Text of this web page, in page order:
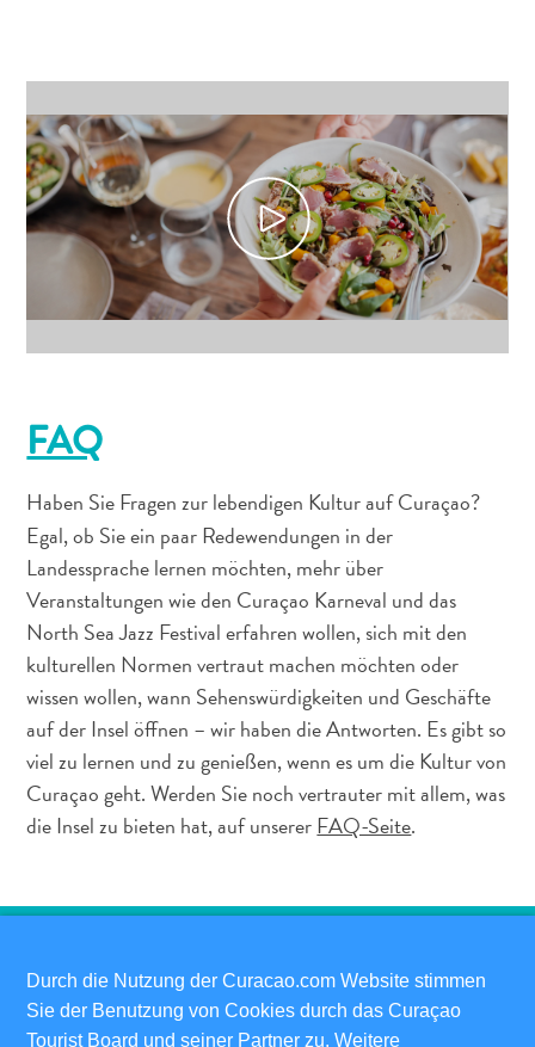
Reiseanforderungen
Warum
Curacao?
Kreuzfahrt
Reise-
Apps
für
Angebote
Events
und
Konferenzen
FAQ
Haben Sie Fragen zur lebendigen Kultur auf Curaçao?
Egal, ob Sie ein paar Redewendungen in der
Landessprache lernen möchten, mehr über
Veranstaltungen wie den Curaçao Karneval und das
North Sea Jazz Festival erfahren wollen, sich mit den
kulturellen Normen vertraut machen möchten oder
wissen wollen, wann Sehenswürdigkeiten und Geschäfte
auf der Insel öffnen – wir haben die Antworten. Es gibt so
viel zu lernen und zu genießen, wenn es um die Kultur von
Curaçao geht. Werden Sie noch vertrauter mit allem, was
die Insel zu bieten hat, auf unsererFAQ-Seite.
ERLEBEN SIE DAS CURAÇAO-
Durch die Nutzung der Curacao.com Website stimmen
Sie der Benutzung von Cookies durch das Curaçao
Tourist Board und seiner Partner zu. Weitere